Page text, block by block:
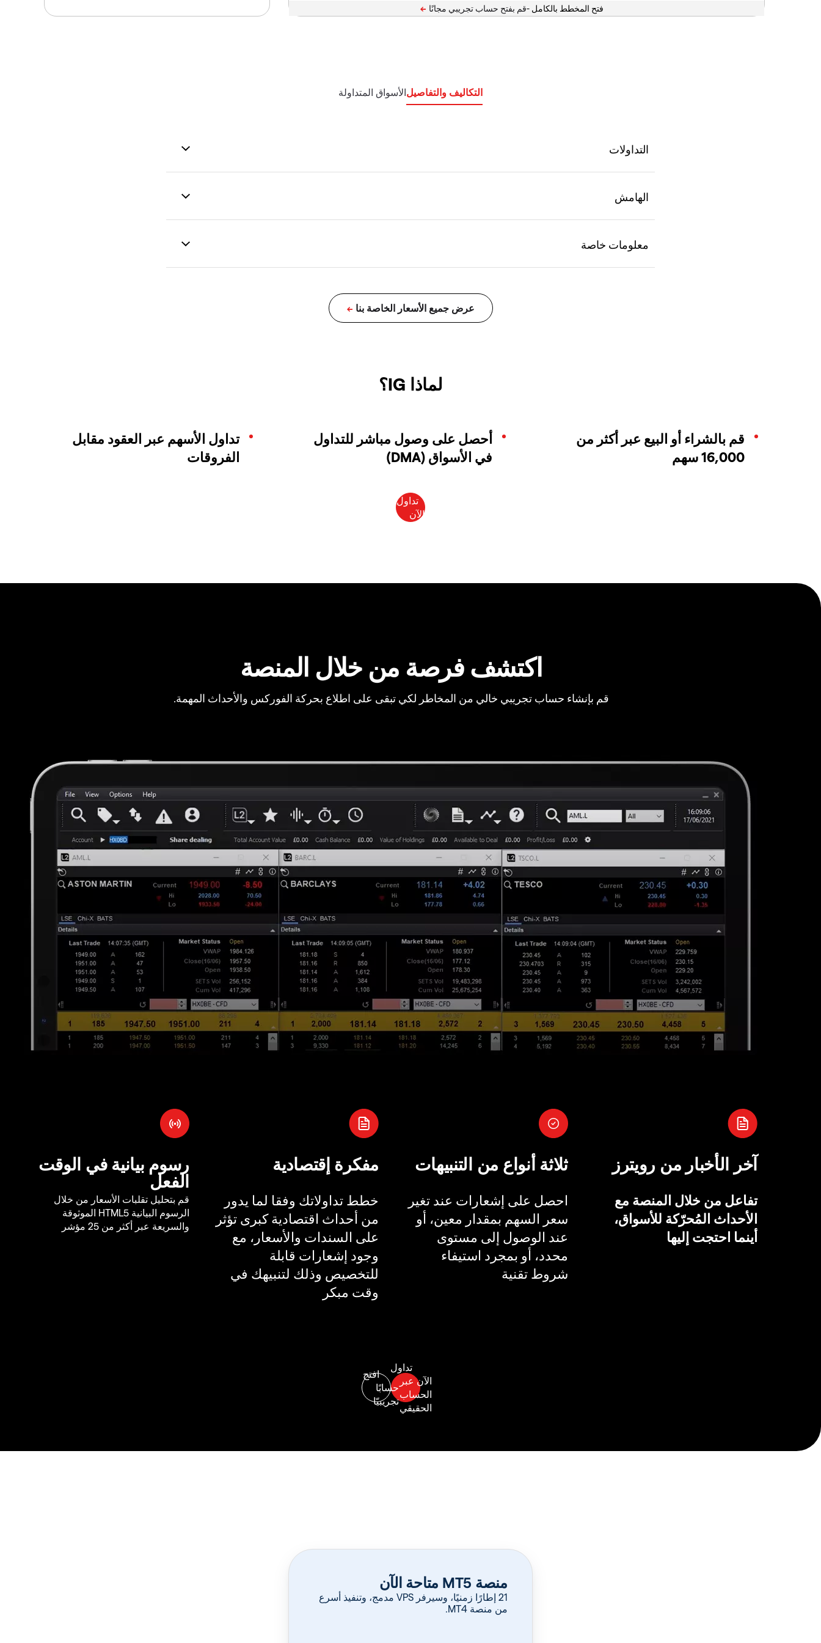
فتح المخطط بالكامل -
التكاليف والتفاصيلالأسواق المتداولة
لماذا IG؟
قم بالشراء أو البيع عبر أكثر من
16,000 سهم
أحصل على وصول مباشر للتداول
في الأسواق (DMA)
تداول الأسهم عبر العقود مقابل
الفروقات
اكتشف فرصة من خلال المنصة
قم بإنشاء حساب تجريبي خالي من المخاطر لكي تبقى على اطلاع بحركة الفوركس والأحداث المهمة.
آخر الأخبار من رويترز
تفاعل من خلال المنصة مع
الأحداث المُحرّكة للأسواق،
أينما احتجت إليها
ثلاثة أنواع من التنبيهات
احصل على إشعارات عند تغير
سعر السهم بمقدار معين، أو
عند الوصول إلى مستوى
محدد، أو بمجرد استيفاء
شروط تقنية
مفكرة إقتصادية
خطط تداولاتك وفقا لما يدور
من أحداث اقتصادية كبرى تؤثر
على السندات والأسعار، مع
وجود إشعارات قابلة
للتخصيص وذلك لتنبيهك في
وقت مبكر
رسوم بيانية في الوقت
الفعل
قم بتحليل تقلبات الأسعار من خلال
الرسوم البيانية HTML5 الموثوقة
والسريعة عبر أكثر من 25 مؤشر
منصة MT5 متاحة الآن
‏21 إطارًا زمنيًا، وسيرفر VPS مدمج، وتنفيذ أسرع
من منصة MT4.